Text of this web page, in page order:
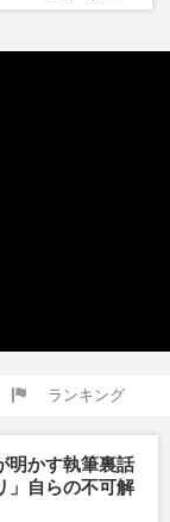
ランキング
明かす執筆裏話
」自らの不可解